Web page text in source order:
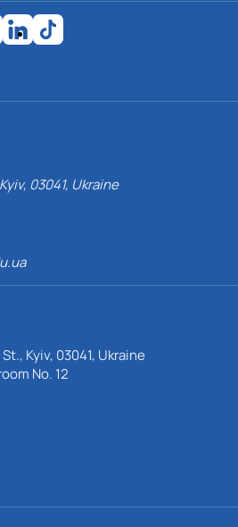
03041, Ukraine
Kyiv, 03041, Ukraine
No. 12